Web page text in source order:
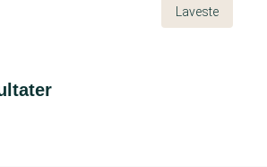
Laveste